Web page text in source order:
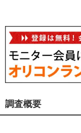
調査概要